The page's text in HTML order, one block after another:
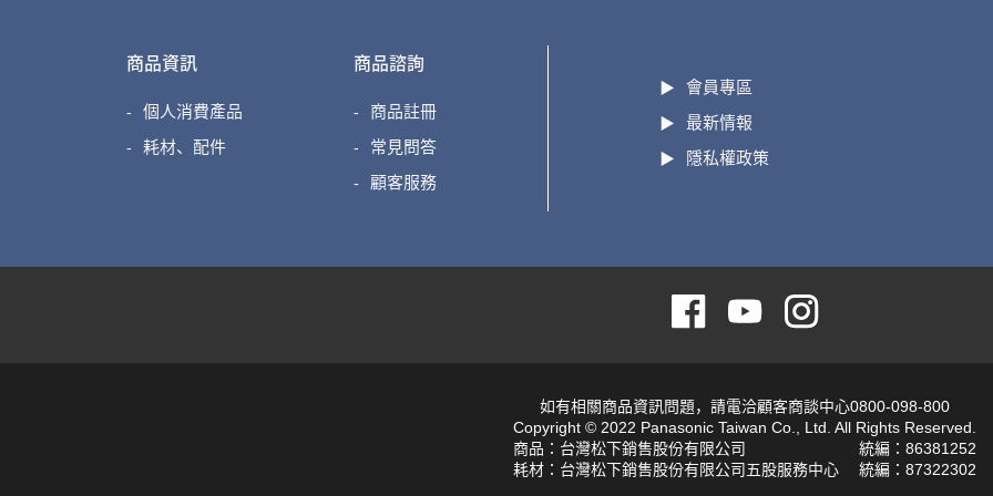
商品資訊
個人消費產品
耗材、配件
商品諮詢
商品註冊
常見問答
顧客服務
會員專區
最新情報
隱私權政策
如有相關商品資訊問題，請電洽顧客商談中心0800-098-800
Copyright © 2022 Panasonic Taiwan Co., Ltd. All Rights Reserved.
商品：台灣松下銷售股份有限公司
耗材：台灣松下銷售股份有限公司五股服務中心
統編：86381252
統編：87322302